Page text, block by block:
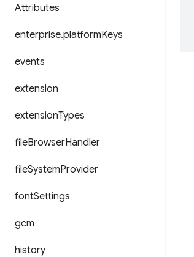
Attributes
enterprise.platformKeys
events
extension
extensionTypes
fileBrowserHandler
fileSystemProvider
fontSettings
gcm
history